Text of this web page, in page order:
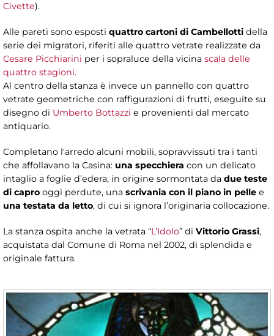
Civette).
Alle pareti sono esposti quattro cartoni di Cambellotti della
serie dei migratori, riferiti alle quattro vetrate realizzate da
Cesare Picchiarini per i sopraluce della vicina scala delle
quattro stagioni.
Al centro della stanza è invece un pannello con quattro
vetrate geometriche con raffigurazioni di frutti, eseguite su
disegno di Umberto Bottazzi e provenienti dal mercato
antiquario.
Completano l'arredo alcuni mobili, sopravvissuti tra i tanti
che affollavano la Casina: una specchiera con un delicato
intaglio a foglie d’edera, in origine sormontata da due teste
di capro oggi perdute, una scrivania con il piano in pelle e
una testata da letto, di cui si ignora l’originaria collocazione.
La stanza ospita anche la vetrata “L’Idolo” di Vittorio Grassi,
acquistata dal Comune di Roma nel 2002, di splendida e
originale fattura.